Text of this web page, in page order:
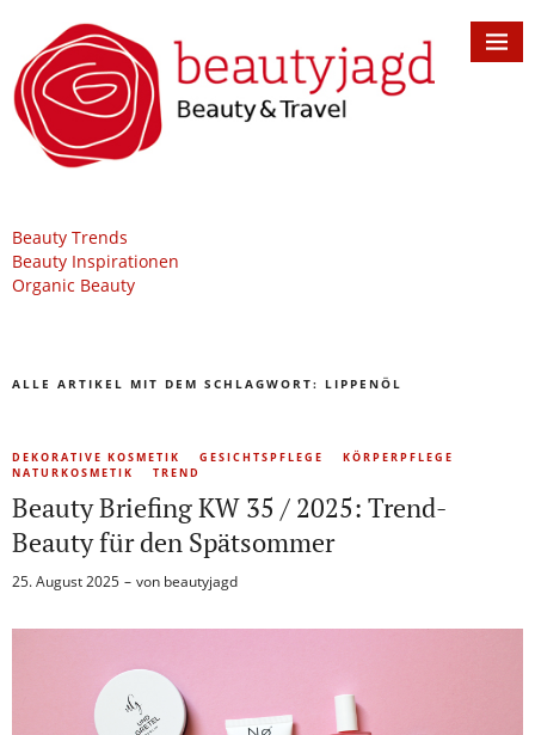
Beauty Trends
Beauty Inspirationen
Organic Beauty
ALLE ARTIKEL MIT DEM SCHLAGWORT: LIPPENÖL
DEKORATIVE KOSMETIK GESICHTSPFLEGE
KÖRPERPFLEGE
NATURKOSMETIK
TREND
Beauty Briefing KW 35 / 2025: Trend-
Beauty für den Spätsommer
25. August 2025 von beautyjagd